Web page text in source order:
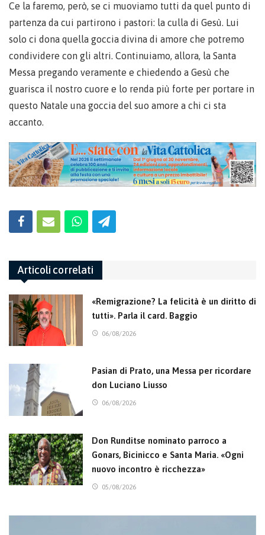
Ce la faremo, però, se ci muoviamo tutti da quel punto di
partenza da cui partirono i pastori: la culla di Gesù. Lui
solo ci dona quella goccia divina di amore che potremo
condividere con gli altri. Continuiamo, allora, la Santa
Messa pregando veramente e chiedendo a Gesù che
guarisca il nostro cuore e lo renda più forte per portare in
questo Natale una goccia del suo amore a chi ci sta
accanto.
Articoli correlati
«Remigrazione? La felicità è un diritto di
tutti». Parla il card. Baggio
06/08/2026
Pasian di Prato, una Messa per ricordare
don Luciano Liusso
06/08/2026
Don Runditse nominato parroco a
Gonars, Bicinicco e Santa Maria. «Ogni
nuovo incontro è ricchezza»
05/08/2026